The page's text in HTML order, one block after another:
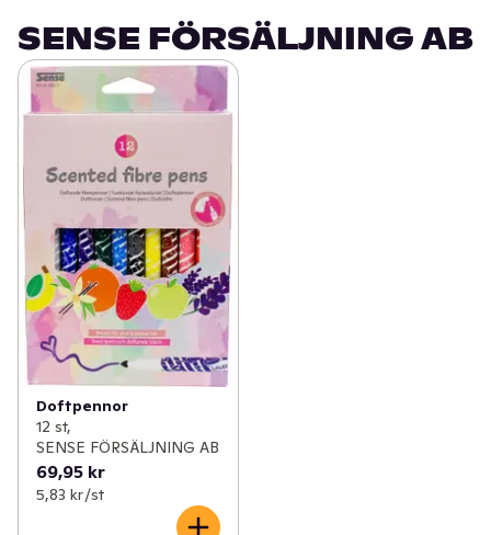
SENSE FÖRSÄLJNING AB
Doftpennor
12 st,
SENSE FÖRSÄLJNING AB
69,95 kr
5,83 kr /st